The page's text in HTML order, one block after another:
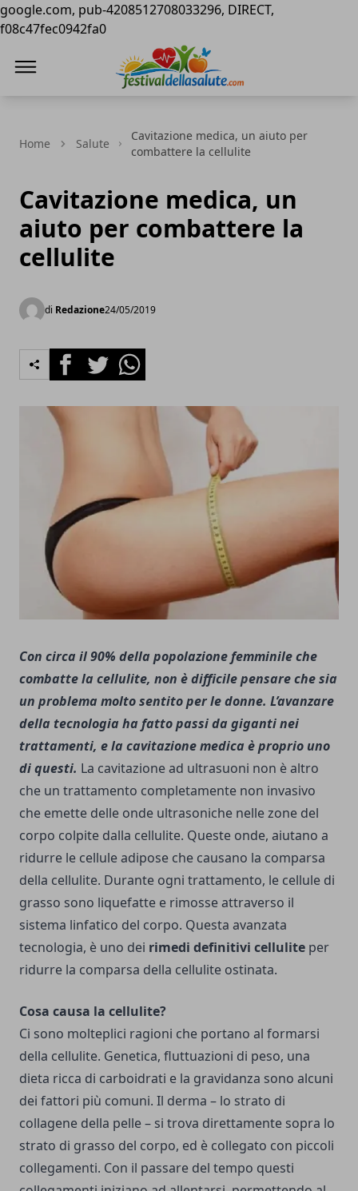
google.com, pub-4208512708033296, DIRECT,
f08c47fec0942fa0
Home Salute
Cavitazione medica, un aiuto per
combattere la cellulite
Cavitazione medica, un
aiuto per combattere la
cellulite
di Redazione24/05/2019
FacebookTwitterWhatsapp
Con circa il 90% della popolazione femminile che
combatte la cellulite, non è difficile pensare che sia
un problema molto sentito per le donne. L’avanzare
della tecnologia ha fatto passi da giganti nei
trattamenti, e la cavitazione medica è proprio uno
di questi. La cavitazione ad ultrasuoni non è altro
che un trattamento completamente non invasivo
che emette delle onde ultrasoniche nelle zone del
corpo colpite dalla cellulite. Queste onde, aiutano a
ridurre le cellule adipose che causano la comparsa
della cellulite. Durante ogni trattamento, le cellule di
grasso sono liquefatte e rimosse attraverso il
sistema linfatico del corpo. Questa avanzata
tecnologia, è uno dei rimedi definitivi cellulite per
ridurre la comparsa della cellulite ostinata.
Cosa causa la cellulite?
Ci sono molteplici ragioni che portano al formarsi
della cellulite. Genetica, fluttuazioni di peso, una
dieta ricca di carboidrati e la gravidanza sono alcuni
dei fattori più comuni. Il derma – lo strato di
collagene della pelle – si trova direttamente sopra lo
strato di grasso del corpo, ed è collegato con piccoli
collegamenti. Con il passare del tempo questi